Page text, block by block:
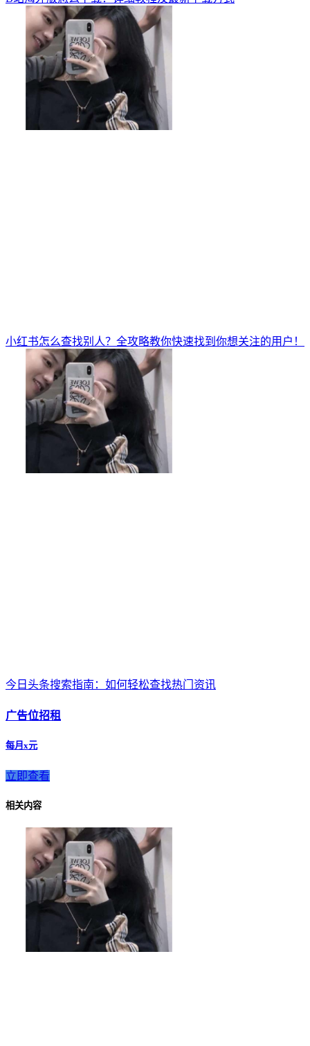
小红书怎么查找别人？全攻略教你快速找到你想关注的用户！
今日头条搜索指南：如何轻松查找热门资讯
广告位招租
每月x元
立即查看
相关内容